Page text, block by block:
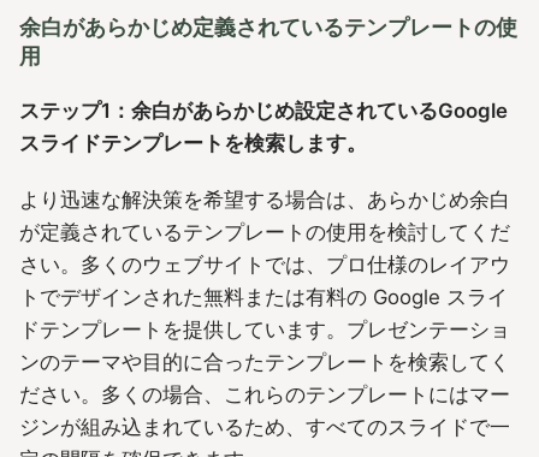
余白があらかじめ定義されているテンプレートの使
用
ステップ1：余白があらかじめ設定されているGoogle
スライドテンプレートを検索します。
より迅速な解決策を希望する場合は、あらかじめ余白
が定義されているテンプレートの使用を検討してくだ
さい。多くのウェブサイトでは、プロ仕様のレイアウ
トでデザインされた無料または有料の Google スライ
ドテンプレートを提供しています。プレゼンテーショ
ンのテーマや目的に合ったテンプレートを検索してく
ださい。多くの場合、これらのテンプレートにはマー
ジンが組み込まれているため、すべてのスライドで一